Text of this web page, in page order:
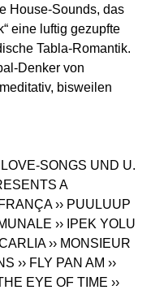
House-Sounds, das
eine luftig gezupfte
Tabla-Romantik.
Denker von
bisweilen
LOVE-SONGS UND U.
A
›› PUULUUP
›› IPEK YOLU
›› MONSIEUR
›› FLY PAN AM ››
EYE OF TIME ››